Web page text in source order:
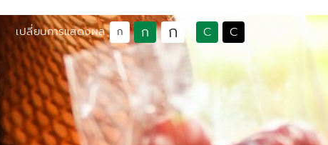
เปลี่ยนการแสดงผล ก ก ก C C